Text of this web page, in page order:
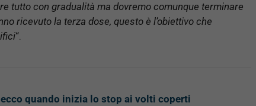
tutto con gradualità ma dovremo comunque terminare
ricevuto la terza dose, questo è l’obiettivo che
“.
quando inizia lo stop ai volti coperti